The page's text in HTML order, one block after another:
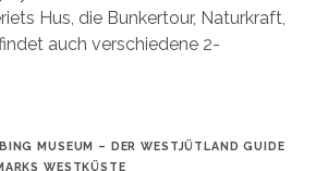
Hus, die Bunkertour, Naturkraft,
auch verschiedene 2-
MUSEUM – DER WESTJÜTLAND GUIDE
WESTKÜSTE